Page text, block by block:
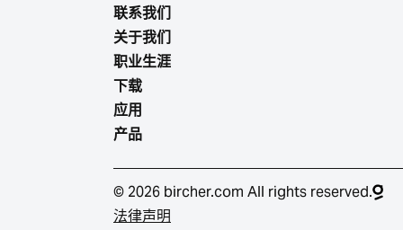
联系我们
关于我们
职业生涯
下载
应用
产品
© 2026 bircher.com All rights reserved.
法律声明